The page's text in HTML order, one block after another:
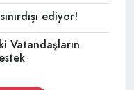
ediyor!
Vatandaşların